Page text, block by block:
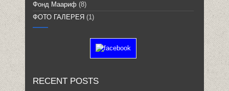
Фонд Маариф (8)
ФОТО ГАЛЕРЕЯ (1)
RECENT POSTS